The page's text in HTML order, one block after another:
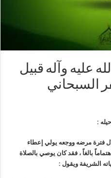
عليه وآله قبيل
السبحاني
:
فترة مرضه ووجعه يولي إعطاء
بالغاً ، فقد كان يوصي بالصلاة
الشريفة ويقول :